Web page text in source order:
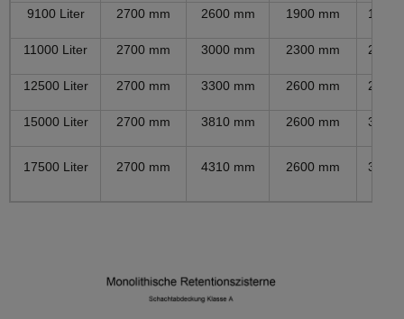
9100 Liter 2700 mm 2600 mm 1900 mm 1860
11000 Liter 2700 mm 3000 mm 2300 mm 2260
12500 Liter 2700 mm 3300 mm 2600 mm 2560
15000 Liter 2700 mm 3810 mm 2600 mm 3070
17500 Liter 2700 mm 4310 mm 2600 mm 3570